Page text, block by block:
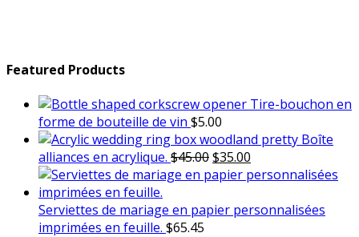
Featured Products
Tire-bouchon en
forme de bouteille de vin $5.00
Boîte
alliances en acrylique. $45.00Le
prix
était :
$35.00
prix
est :
Serviettes de mariage en papier personnalisées
imprimées en feuille. $65.45